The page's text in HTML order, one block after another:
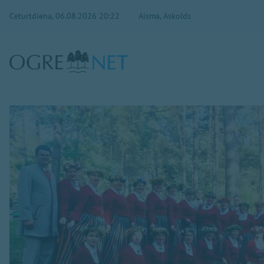
Ceturtdiena, 06.08.2026 20:22 Aisma, Askolds